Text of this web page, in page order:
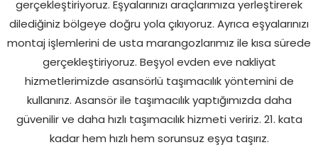
gerçekleştiriyoruz. Eşyalarınızı araçlarımıza yerleştirerek
dilediğiniz bölgeye doğru yola çıkıyoruz. Ayrıca eşyalarınızı
montaj işlemlerini de usta marangozlarımız ile kısa sürede
gerçekleştiriyoruz. Beşyol evden eve nakliyat
hizmetlerimizde asansörlü taşımacılık yöntemini de
kullanırız. Asansör ile taşımacılık yaptığımızda daha
güvenilir ve daha hızlı taşımacılık hizmeti veririz. 21. kata
kadar hem hızlı hem sorunsuz eşya taşırız.